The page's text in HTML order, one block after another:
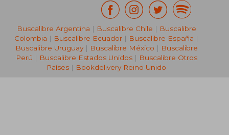
Buscalibre Argentina | Buscalibre Chile | Buscalibre
Colombia | Buscalibre Ecuador | Buscalibre España |
Buscalibre Uruguay| Buscalibre México | Buscalibre
Perú | Buscalibre Estados Unidos| Buscalibre Otros
Países | Bookdelivery Reino Unido